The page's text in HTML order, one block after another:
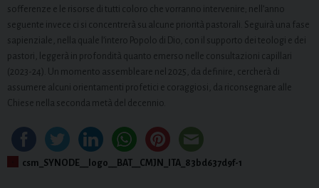
sofferenze e le risorse di tutti coloro che vorranno intervenire; nell’anno
seguente invece ci si concentrerà su alcune priorità pastorali. Seguirà una fase
sapienziale, nella quale l’intero Popolo di Dio, con il supporto dei teologi e dei
pastori, leggerà in profondità quanto emerso nelle consultazioni capillari
(2023-24). Un momento assembleare nel 2025, da definire, cercherà di
assumere alcuni orientamenti profetici e coraggiosi, da riconsegnare alle
Chiese nella seconda metà del decennio.
csm_SYNODE__logo__BAT__CMJN_ITA_83bd637d9f-1